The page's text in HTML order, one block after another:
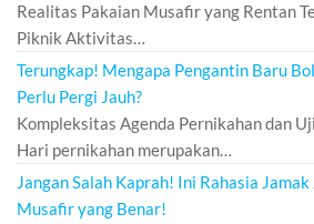
Realitas Pakaian Musafir yang Rentan
Piknik Aktivitas…
Terungkap! Mengapa Pengantin Baru
Perlu Pergi Jauh?
Kompleksitas Agenda Pernikahan dan
Hari pernikahan merupakan…
Jangan Salah Kaprah! Ini Rahasia
Musafir yang Benar!